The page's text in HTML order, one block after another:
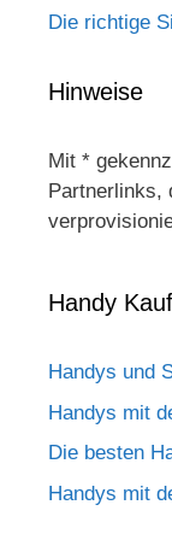
Die richtige
Hinweise
Mit *
Partnerlinks,
Handy
Handys und
Handys mit
Die besten
Handys mit